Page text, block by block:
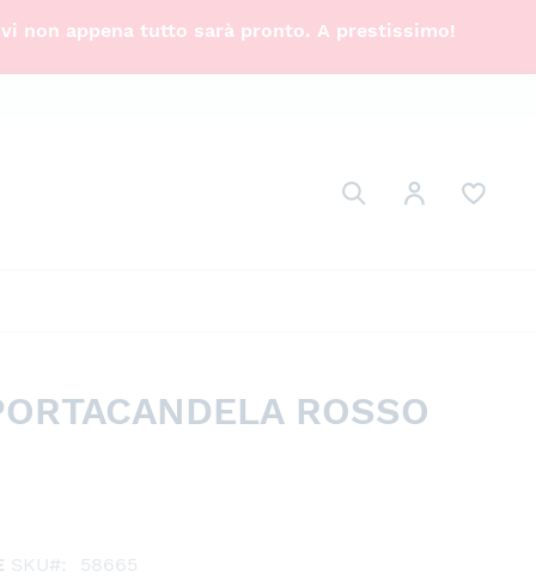
non appena tutto sarà pronto. A prestissimo!
Cerca
Cerca
Il mio Account
ROSSO
SKU
58665